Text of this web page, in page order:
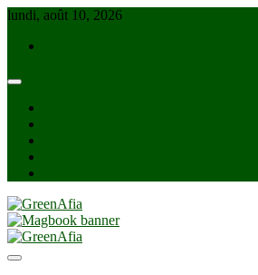
Skip
content
lundi, août 10, 2026
GreenAfia